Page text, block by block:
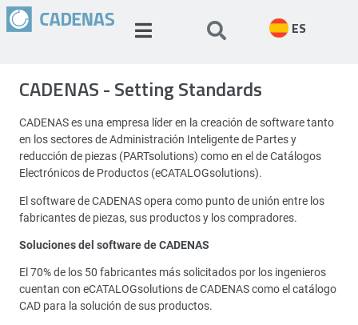
ES
CADENAS - Setting Standards
CADENAS es una empresa líder en la creación de software tanto
en los sectores de Administración Inteligente de Partes y
reducción de piezas (PARTsolutions) como en el de Catálogos
Electrónicos de Productos (eCATALOGsolutions).
El software de CADENAS opera como punto de unión entre los
fabricantes de piezas, sus productos y los compradores.
Soluciones del software de CADENAS
El 70% de los 50 fabricantes más solicitados por los ingenieros
cuentan con eCATALOGsolutions de CADENAS como el catálogo
CAD para la solución de sus productos.